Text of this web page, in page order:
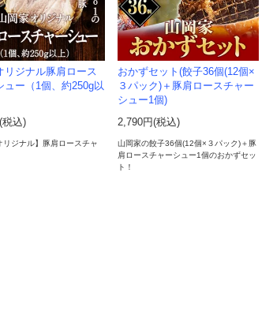
リジナル豚肩ロース
ュー（1個、約250g以
税込)
リジナル】豚肩ロースチャ
おかずセット(餃子36個(12個×
３パック)＋豚肩ロースチャー
シュー1個)
2,790円(税込)
山岡家の餃子36個(12個×３パック)＋豚
肩ロースチャーシュー1個のおかずセッ
ト！